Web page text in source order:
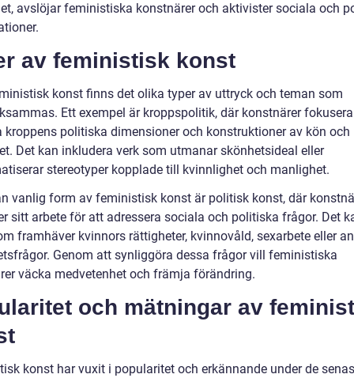
avslöjar feministiska konstnärer och aktivister sociala och
av feministisk konst
konst finns det olika typer av uttryck och teman som
Ett exempel är kroppspolitik, där konstnärer
kroppens politiska dimensioner och konstruktioner av kön och
Det kan inkludera verk som utmanar skönhetsideal eller
stereotyper kopplade till kvinnlighet och manlighet.
vanlig form av feministisk konst är politisk konst, där
sitt arbete för att adressera sociala och politiska frågor. Det
framhäver kvinnors rättigheter, kvinnovåld, sexarbete eller
Genom att synliggöra dessa frågor vill feministiska
väcka medvetenhet och främja förändring.
och mätningar av
konst har vuxit i popularitet och erkännande under de